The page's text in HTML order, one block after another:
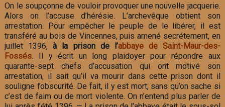
On le soupçonne de vouloir provoquer une nouvelle jacquerie.
Alors on l’accuse d’hérésie. L’archevêque obtient son
arrestation. Pour empêcher le peuple de le libérer, il est
transféré au bois de Vincennes, puis amené secrétement, en
juillet 1396,à la prison de l’abbaye de Saint-Maur-des-
Fossés. Il y écrit un long plaidoyer pour répondre aux
quarante-sept chefs d’accusation qui ont motivé son
arrestation, il sait qu’il va mourir dans cette prison dont il
souligne l’obscurité. De fait, il y est mort, sans qu’on sache si
c’est de faim ou de mort violente. On n’entend plus parler de